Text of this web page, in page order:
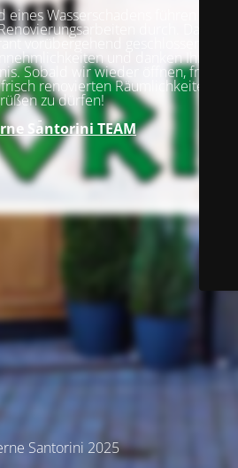
eines Wasserschadens führen wir
durch. Daher
vorübergehend geschlossen.
und danken Ihnen
Sobald wir wieder öffnen, freuen
renovierten Räumlichkeiten
zu dürfen!
Santorini TEAM
Santorini 2025